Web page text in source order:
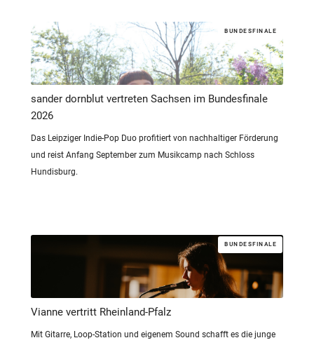
BUNDESFINALE
sander dornblut vertreten Sachsen im Bundesfinale
2026
Das Leipziger Indie-Pop Duo profitiert von nachhaltiger Förderung
und reist Anfang September zum Musikcamp nach Schloss
Hundisburg.
BUNDESFINALE
Vianne vertritt Rheinland-Pfalz
Mit Gitarre, Loop-Station und eigenem Sound schafft es die junge